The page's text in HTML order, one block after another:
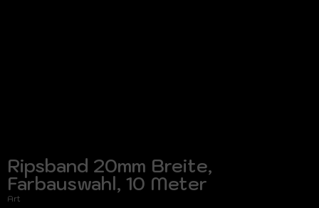
Ripsband 20mm Breite,
Farbauswahl, 10 Meter
Art